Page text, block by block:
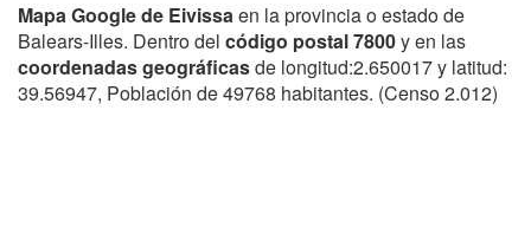
Mapa Google de Eivissaen la provincia o estado de
Balears-Illes. Dentro del código postal 7800y en las
coordenadas geográficasde longitud:2.650017 y latitud:
39.56947, Población de 49768 habitantes. (Censo 2.012)